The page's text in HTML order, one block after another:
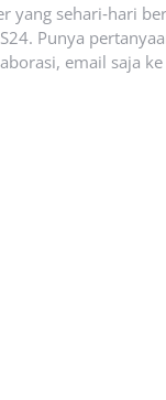
yang sehari‑hari
Punya
email saja ke